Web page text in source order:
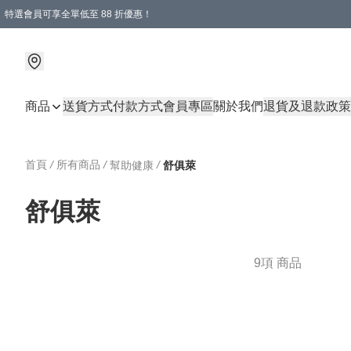
特選會員可享全單低至 88 折優惠！
商品 送貨方式付款方式會員專區關於我們退貨及退款政策
首頁 / 所有商品 / 幫助健康 / 舒俱萊
舒俱萊
9項 商品